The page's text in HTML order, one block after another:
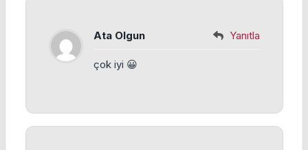
Ata Olgun Yanıtla
çok iyi 😀